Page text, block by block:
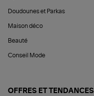
Doudounes et Parkas
Maison déco
Beauté
Conseil Mode
OFFRES ET TENDANCES